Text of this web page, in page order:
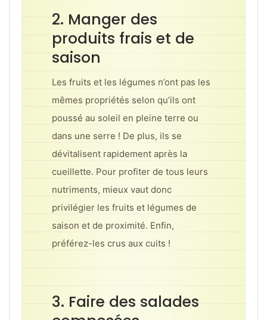
2. Manger des
produits frais et de
saison
Les fruits et les légumes n’ont pas les
mêmes propriétés selon qu’ils ont
poussé au soleil en pleine terre ou
dans une serre ! De plus, ils se
dévitalisent rapidement après la
cueillette. Pour profiter de tous leurs
nutriments, mieux vaut donc
privilégier les fruits et légumes de
saison et de proximité. Enfin,
préférez-les crus aux cuits !
3. Faire des salades